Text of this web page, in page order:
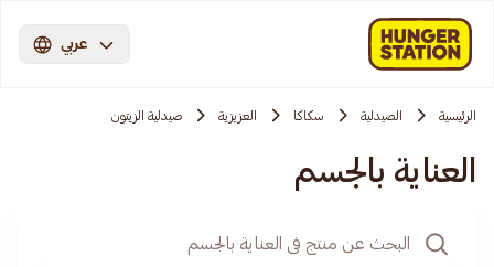
عربي
الرئيسية الصيدلية سكاكا العزيزية صيدلية الزيتون
العناية بالجسم